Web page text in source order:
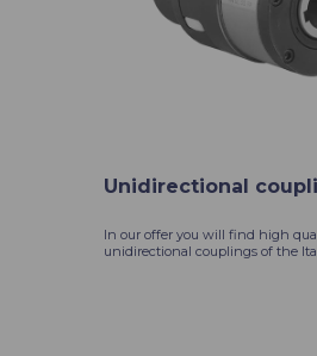
Unidirectional
In our offer you will find high
unidirectional couplings of the